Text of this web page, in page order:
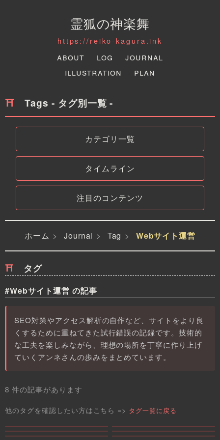
霊狐の神楽舞
https://reiko-kagura.ink
About Log
Journal
Illustration
Plan
Tags - タグ別一覧 -
カテゴリ一覧
タイムライン
注目のコンテンツ
ホーム Journal Tag Webサイト運営
タグ
#Webサイト運営 の記事
SEO対策やアクセス解析の自作など、サイトをより良
くするために重ねてきた試行錯誤の記録です。技術的
な工夫を楽しみながら、理想の場所を丁寧に作り上げ
ていくアンネさんの歩みをまとめています。
8 件の記事があります
他のタグを確認したい方はこちら => タグ一覧に戻る